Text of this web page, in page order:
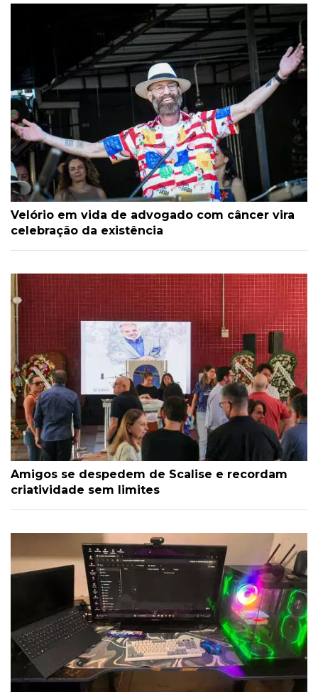
Velório em vida de advogado com câncer vira
celebração da existência
Amigos se despedem de Scalise e recordam
criatividade sem limites